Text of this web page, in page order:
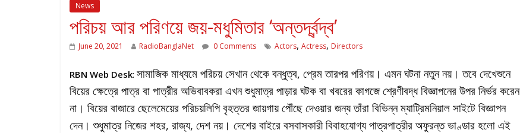
News
পরিচয় আর পরিণয়ে জয়-মধুমিতার ‘অন্তর্দ্বন্দ্ব’
June 20, 2021 RadioBanglaNet 0 Comments Actors, Actress, Directors
RBN Web Desk: সামাজিক মাধ্যমে পরিচয় সেখান থেকে বন্ধুত্ব, প্রেম তারপর পরিণয়। এমন ঘটনা নতুন নয়। তবে দেখেশুনে
বিয়ের ক্ষেত্রে পাত্র বা পাত্রীর অভিবাবকরা এখন শুধুমাত্র পাড়ার ঘটক বা খবরের কাগজে শ্রেণীবদ্ধ বিজ্ঞাপনের উপর নির্ভর করেন
না। বিয়ের বাজারে ছেলেমেয়ের পরিচয়লিপি বৃহত্তর জায়গায় পৌঁছে দেওয়ার জন্য তাঁরা বিভিন্ন ম্যাট্রিমনিয়াল সাইটে বিজ্ঞাপন
দেন। শুধুমাত্র নিজের শহর, রাজ্য, দেশ নয়। দেশের বাইরে বসবাসকারী বিবাহযোগ্য পাত্রপাত্রীর অফুরন্ত ভাণ্ডার হলো এই